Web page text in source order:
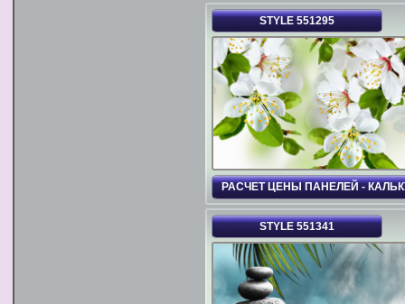
STYLE 551295
РАСЧЕТ ЦЕНЫ ПАНЕЛЕЙ -
STYLE 551341